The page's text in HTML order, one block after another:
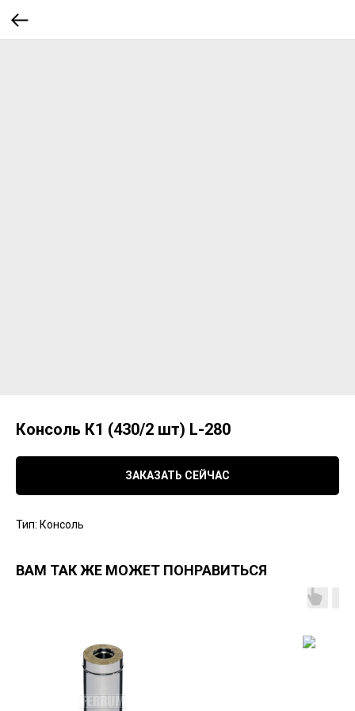
Консоль К1 (430/2 шт) L-280
ЗАКАЗАТЬ СЕЙЧАС
Тип: Консоль
ВАМ ТАК ЖЕ МОЖЕТ ПОНРАВИТЬСЯ